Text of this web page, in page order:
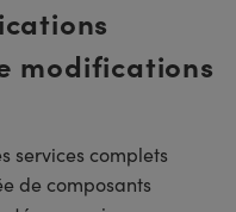
modifications
services complets
de composants